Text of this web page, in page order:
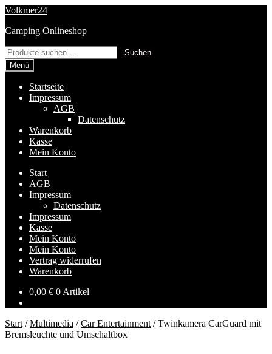
Zur
springen
Zum
springen
Volkmer24
Camping Onlineshop
Suchen
nach:
Suchen
Menü
Startseite
Impressum
AGB
Datenschutz
Warenkorb
Kasse
Mein Konto
Start
AGB
Impressum
Datenschutz
Impressum
Kasse
Mein Konto
Mein Konto
Vertrag widerrufen
Warenkorb
0,00 € 0 Artikel
Start /Multimedia /Car Entertainment /Twinkamera CarGuard mit
Bremsleuchte und Umschaltbox